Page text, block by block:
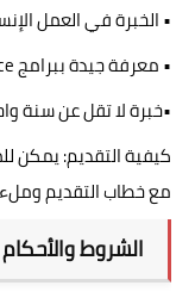
• الخبرة في العمل
• معرفة جيدة ببرامج MS Office.
•خبرة لا تقل عن سنة
كيفية التقديم: يمكن
مع خطاب التقديم
الشروط